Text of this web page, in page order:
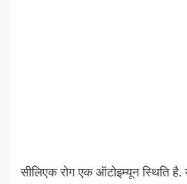
सीलिएक रोग एक ऑटोइम्यून स्थिति है.